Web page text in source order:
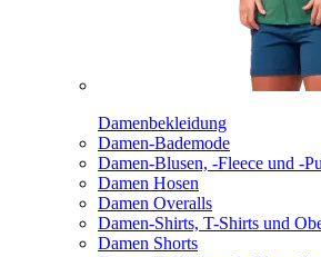
Damenbekleidung
Damen-Bademode
Damen-Blusen, -Fleece und -
Damen Hosen
Damen Overalls
Damen-Shirts, T-Shirts und
Damen Shorts